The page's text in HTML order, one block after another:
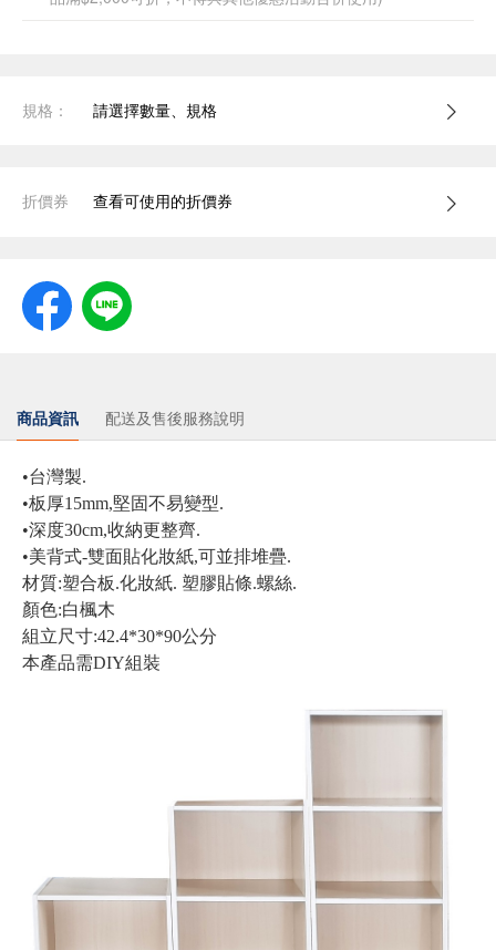
規格： 請選擇數量、規格
折價券 查看可使用的折價券
商品資訊 配送及售後服務說明
•台灣製.
•板厚15mm,堅固不易變型.
•深度30cm,收納更整齊.
•美背式-雙面貼化妝紙,可並排堆疊.
材質:塑合板.化妝紙. 塑膠貼條.螺絲.
顏色:白楓木
組立尺寸:42.4*30*90公分
本產品需DIY組裝